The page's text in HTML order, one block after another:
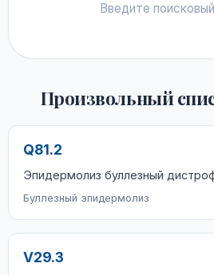
Введите
Произвольный
Q81.2
Эпидермолиз буллезный
Буллезный эпидермолиз
V29.3